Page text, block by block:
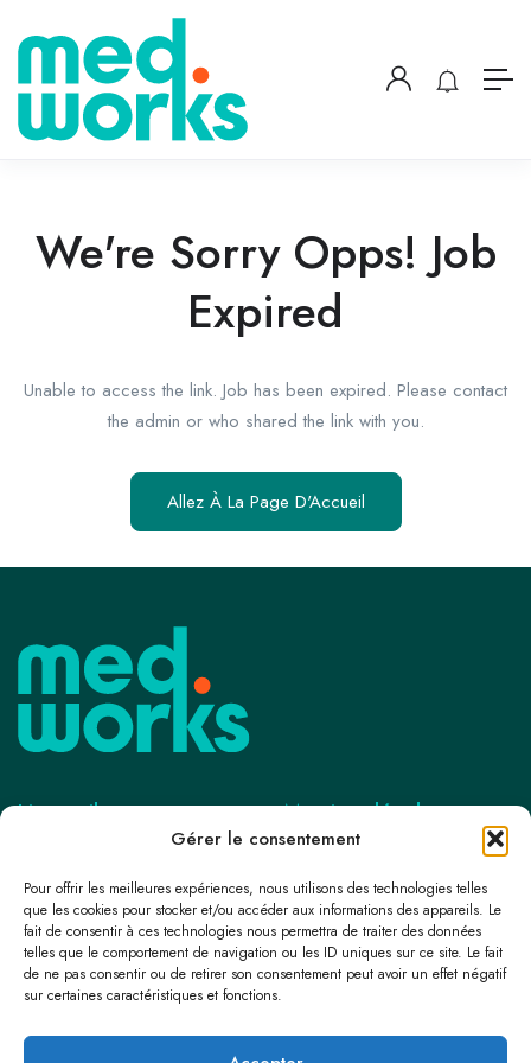
Gérer le consentement
Pour offrir les meilleures expériences, nous utilisons des technologies telles
que les cookies pour stocker et/ou accéder aux informations des appareils. Le
fait de consentir à ces technologies nous permettra de traiter des données
telles que le comportement de navigation ou les ID uniques sur ce site. Le fait
de ne pas consentir ou de retirer son consentement peut avoir un effet négatif
sur certaines caractéristiques et fonctions.
We're Sorry Opps! Job
Expired
Unable to access the link. Job has been expired. Please contact
the admin or who shared the link with you.
Allez À La Page D'Accueil
Liens utiles
Executive Search
Location de cabinet médical
Recrutement médical
Mentions légales
RGPD
Conditions générales d’utilisation